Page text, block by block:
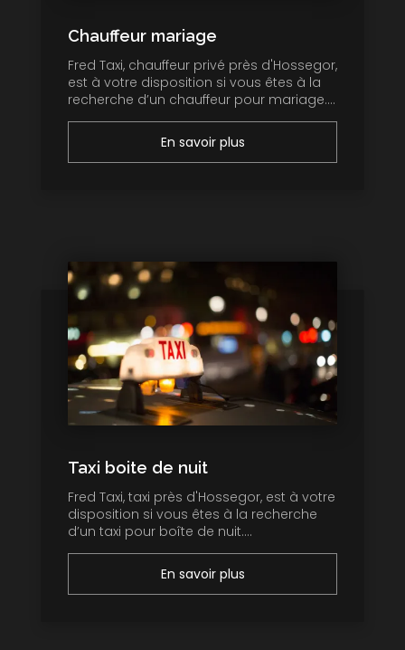
Chauffeur mariage
Fred Taxi, chauffeur privé près d'Hossegor,
est à votre disposition si vous êtes à la
recherche d’un chauffeur pour mariage....
En savoir plus
Taxi boite de nuit
Fred Taxi, taxi près d'Hossegor, est à votre
disposition si vous êtes à la recherche
d’un taxi pour boîte de nuit....
En savoir plus